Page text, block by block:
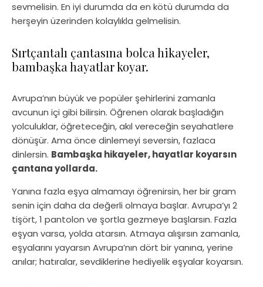
sevmelisin. En iyi durumda da en kötü durumda da
herşeyin üzerinden kolaylıkla gelmelisin.
Sırtçantalı çantasına bolca hikayeler,
bambaşka hayatlar koyar.
Avrupa’nın büyük ve popüler şehirlerini zamanla
avcunun içi gibi bilirsin. Öğrenen olarak başladığın
yolculuklar, öğreteceğin, akıl vereceğin seyahatlere
dönüşür. Ama önce dinlemeyi seversin, fazlaca
dinlersin. Bambaşka hikayeler, hayatlar koyarsın
çantana yollarda.
Yanına fazla eşya almamayı öğrenirsin, her bir gram
senin için daha da değerli olmaya başlar. Avrupa’yı 2
tişört, 1 pantolon ve şortla gezmeye başlarsın. Fazla
eşyan varsa, yolda atarsın. Atmaya alışırsın zamanla,
eşyalarını yayarsın Avrupa’nın dört bir yanına, yerine
anılar; hatıralar, sevdiklerine hediyelik eşyalar koyarsın.